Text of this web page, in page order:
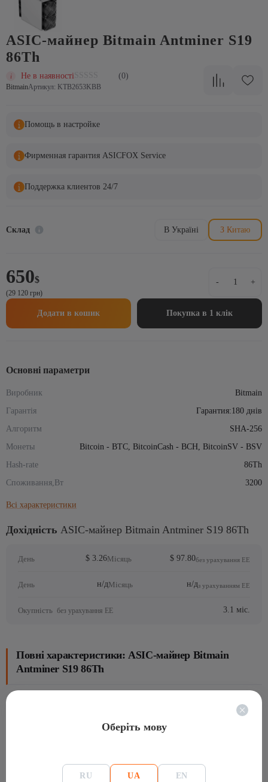
ASIC-майнер Bitmain Antminer S19
86Th
Не в наявності (0)
BitmainАртикул: KTB2653KBB
Помощь в настройке
Фирменная гарантия ASICFOX Service
Поддержка клиентов 24/7
Склад В Україні З Китаю
650$
(29 120 грн)
-
майнер
Bitmain
Antminer
+
Додати в кошик Покупка в 1 клік
Основні параметри
Виробник
Bitmain
Гарантія
Гарантия:180 днів
Алгоритм
SHA-256
Монеты
Bitcoin - BTC, BitcoinCash - BCH, BitcoinSV - BSV
Hash-rate
86Th
Споживання,Вт
3200
Всі характеристики
Дохідність ASIC-майнер Bitmain Antminer S19 86Th
День $ 3.26Місяць $ 97.80без урахування ЕЕ
День н/дМісяць н/дз урахуванням ЕЕ
Окупність без урахування ЕЕ 3.1 міс.
Повні характеристики: ASIC-майнер Bitmain
Antminer S19 86Th
Гарантия:180 днів
Оберіть мову
RU UA EN